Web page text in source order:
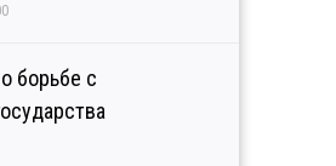
борьбе с